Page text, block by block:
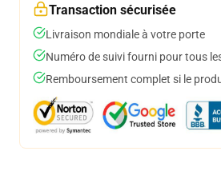
Transaction sécurisée
Livraison mondiale à votre porte
Numéro de suivi fourni pour tous
Remboursement complet si le